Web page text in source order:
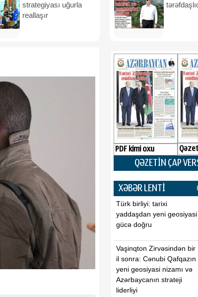
strategiyası uğurla
reallaşır
PDF kimi oxu
QƏZETİN ÇAP
XƏBƏR LENTİ
Türk birliyi: tarixi
yaddaşdan yeni geosiyasi
gücə doğru
Vaşinqton Zirvəsindən bir
il sonra: Cənubi Qafqazın
yeni geosiyasi nizamı və
Azərbaycanın strateji
liderliyi